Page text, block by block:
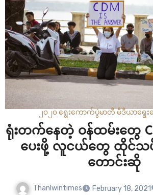
၂၀၂၀ ရွေးကောက်ပွဲမာတီ မီဒီယာရွေး
ရုံးတက်နေတဲ့ ဝန်ထမ်းတွေ
ပေးဖို့ လူငယ်တွေ ထိုင်သ
တောင်းဆို
Thanlwintimes February 18, 2021